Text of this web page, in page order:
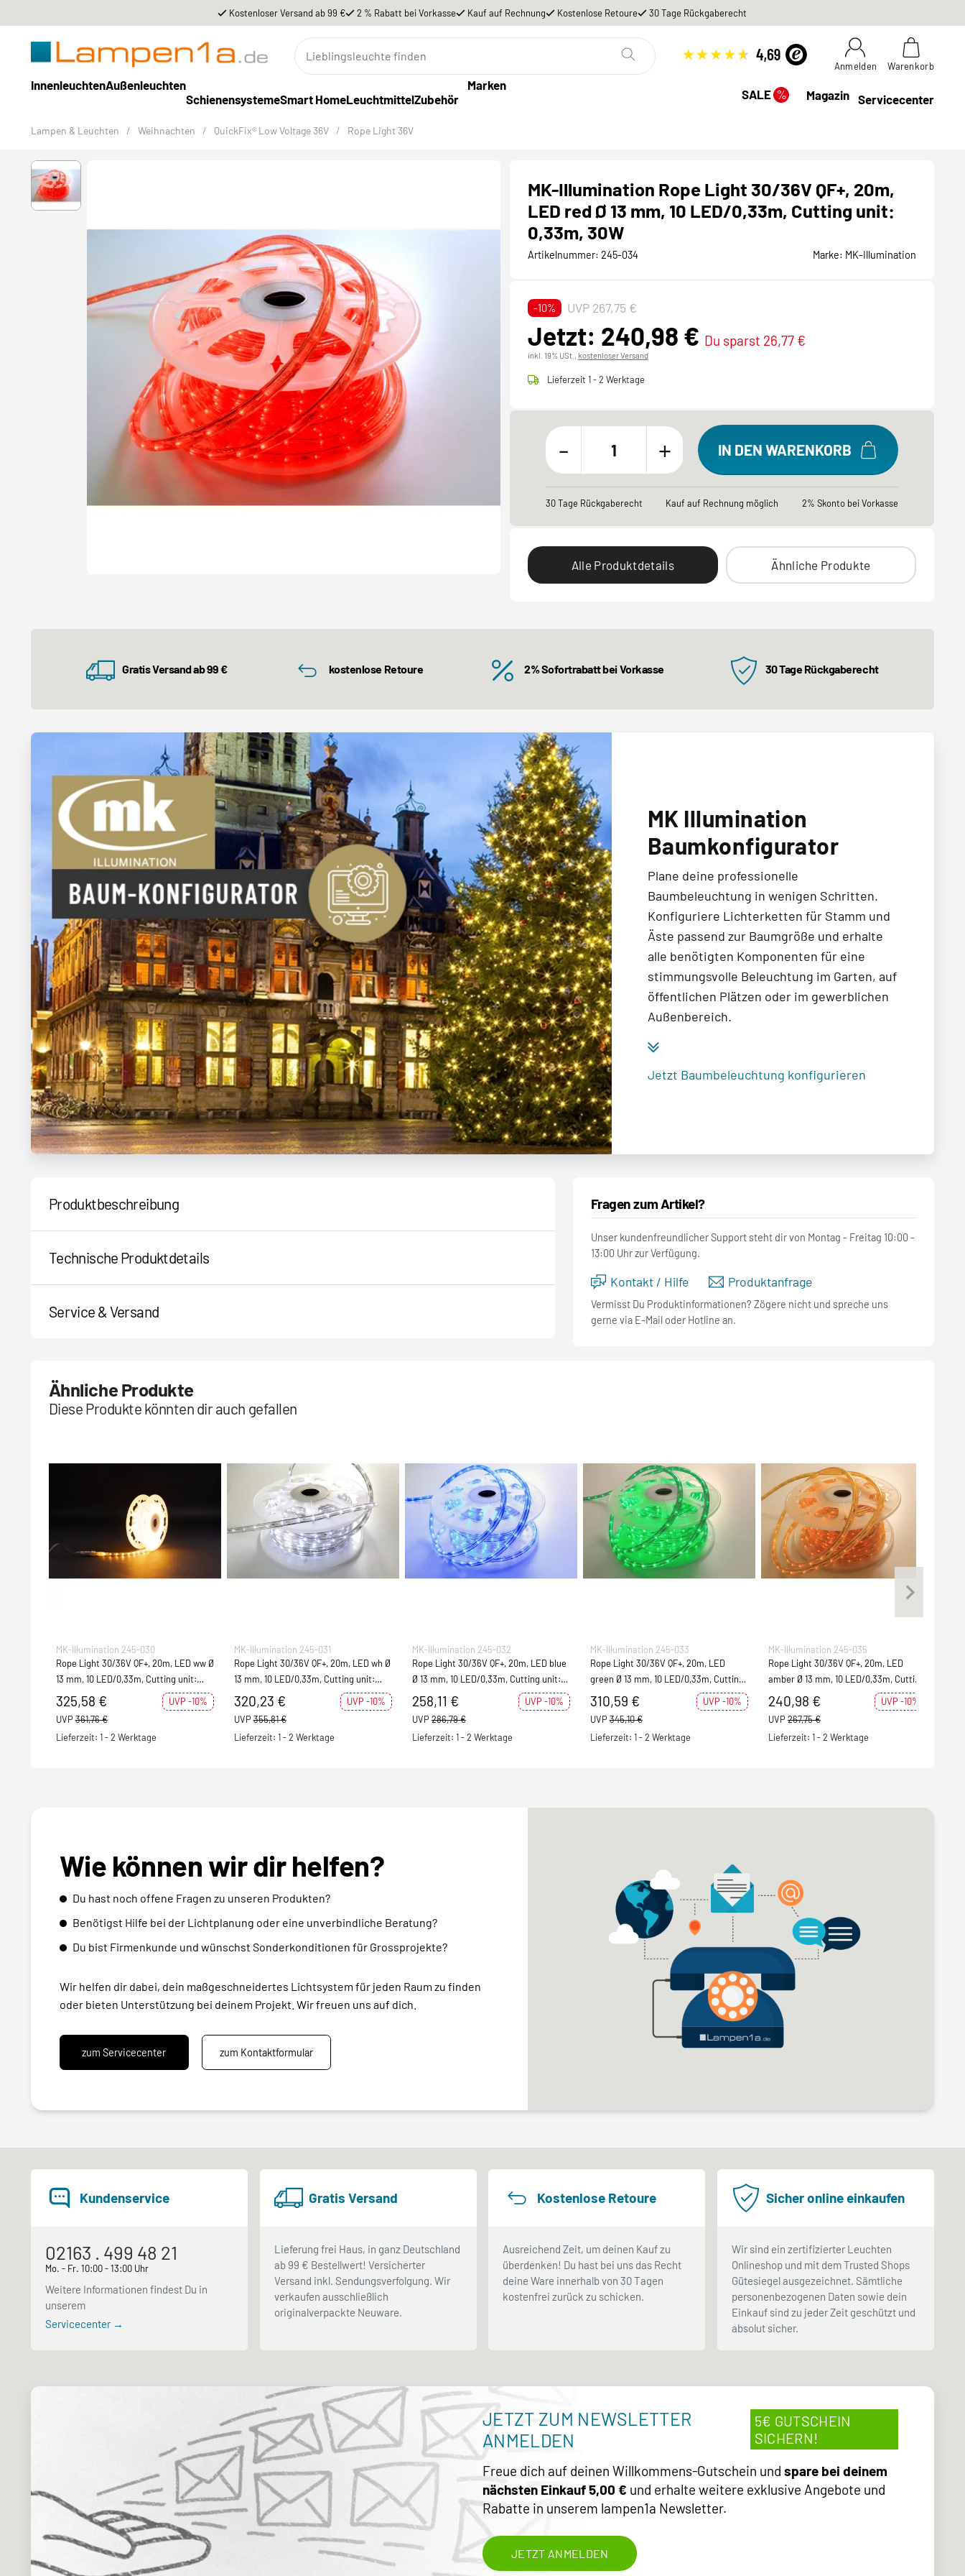
Kostenloser Versand ab 99 € 2 % Rabatt bei Vorkasse Kauf auf Rechnung Kostenlose Retoure 30 Tage Rückgaberecht
Anmelden Warenkorb
InnenleuchtenAußenleuchten
SchienensystemeSmart HomeLeuchtmittelZubehör
Marken
SALE% Magazin Servicecenter
Lampen & Leuchten / Weihnachten / QuickFix® Low Voltage 36V / Rope Light 36V
MK-Illumination Rope Light 30/36V QF+, 20m,
LED red Ø 13 mm, 10 LED/0,33m, Cutting unit:
0,33m, 30W
Artikelnummer: 245-034 Marke: MK-Illumination
-10% UVP 267,75 €
Jetzt: 240,98 € Du sparst 26,77 €
inkl. 19% USt., kostenloser Versand
Lieferzeit 1 - 2 Werktage
- + IN DEN WARENKORB
30 Tage Rückgaberecht Kauf auf Rechnung möglich 2% Skonto bei Vorkasse
Alle Produktdetails Ähnliche Produkte
Gratis Versand ab 99 € kostenlose Retoure 2% Sofortrabatt bei Vorkasse 30 Tage Rückgaberecht
MK Illumination
Baumkonfigurator
Plane deine professionelle
Baumbeleuchtung in wenigen Schritten.
Konfiguriere Lichterketten für Stamm und
Äste passend zur Baumgröße und erhalte
alle benötigten Komponenten für eine
stimmungsvolle Beleuchtung im Garten, auf
öffentlichen Plätzen oder im gewerblichen
Außenbereich.
Jetzt Baumbeleuchtung konfigurieren
Produktbeschreibung
Technische Produktdetails
Service & Versand
Fragen zum Artikel?
Unser kundenfreundlicher Support steht dir von Montag - Freitag 10:00 -
13:00 Uhr zur Verfügung.
Kontakt / Hilfe Produktanfrage
Vermisst Du Produktinformationen? Zögere nicht und spreche uns
gerne via E-Mail oder Hotline an.
Ähnliche Produkte
Diese Produkte könnten dir auch gefallen
MK-Illumination 245-030
Rope Light 30/36V QF+, 20m, LED ww Ø
13 mm, 10 LED/0,33m, Cutting unit:
0,33m, 30W
325,58 €
UVP -10%
UVP 361,76 €
Lieferzeit: 1 - 2 Werktage
MK-Illumination 245-031
Rope Light 30/36V QF+, 20m, LED wh Ø
13 mm, 10 LED/0,33m, Cutting unit:
0,33m, 30W
320,23 €
UVP -10%
UVP 355,81 €
Lieferzeit: 1 - 2 Werktage
MK-Illumination 245-032
Rope Light 30/36V QF+, 20m, LED blue
Ø 13 mm, 10 LED/0,33m, Cutting unit:
0,33m, 30W
258,11 €
UVP -10%
UVP 286,79 €
Lieferzeit: 1 - 2 Werktage
MK-Illumination 245-033
Rope Light 30/36V QF+, 20m, LED
green Ø 13 mm, 10 LED/0,33m, Cutting
unit: 0,33m, 30W
310,59 €
UVP -10%
UVP 345,10 €
Lieferzeit: 1 - 2 Werktage
MK-Illumination 245-035
Rope Light 30/36V QF+, 20m, LED
amber Ø 13 mm, 10 LED/0,33m, Cutting
unit: 0,33m, 30W
240,98 €
UVP -10%
UVP 267,75 €
Lieferzeit: 1 - 2 Werktage
Wie können wir dir helfen?
Du hast noch offene Fragen zu unseren Produkten?
Benötigst Hilfe bei der Lichtplanung oder eine unverbindliche Beratung?
Du bist Firmenkunde und wünschst Sonderkonditionen für Grossprojekte?
Wir helfen dir dabei, dein maßgeschneidertes Lichtsystem für jeden Raum zu finden
oder bieten Unterstützung bei deinem Projekt. Wir freuen uns auf dich.
zum Servicecenter zum Kontaktformular
Kundenservice
02163 . 499 48 21
Mo. - Fr. 10:00 - 13:00 Uhr
Weitere Informationen findest Du in
unserem
Servicecenter →
Gratis Versand
Lieferung frei Haus, in ganz Deutschland
ab 99 € Bestellwert! Versicherter
Versand inkl. Sendungsverfolgung. Wir
verkaufen ausschließlich
originalverpackte Neuware.
Kostenlose Retoure
Ausreichend Zeit, um deinen Kauf zu
überdenken! Du hast bei uns das Recht
deine Ware innerhalb von 30 Tagen
kostenfrei zurück zu schicken.
Sicher online einkaufen
Wir sind ein zertifizierter Leuchten
Onlineshop und mit dem Trusted Shops
Gütesiegel ausgezeichnet. Sämtliche
personenbezogenen Daten sowie dein
Einkauf sind zu jeder Zeit geschützt und
absolut sicher.
JETZT ZUM NEWSLETTER
ANMELDEN
5€ GUTSCHEIN
SICHERN!
Freue dich auf deinen Willkommens-Gutschein und spare bei deinem
nächsten Einkauf 5,00 € und erhalte weitere exklusive Angebote und
Rabatte in unserem lampen1a Newsletter.
JETZT ANMELDEN